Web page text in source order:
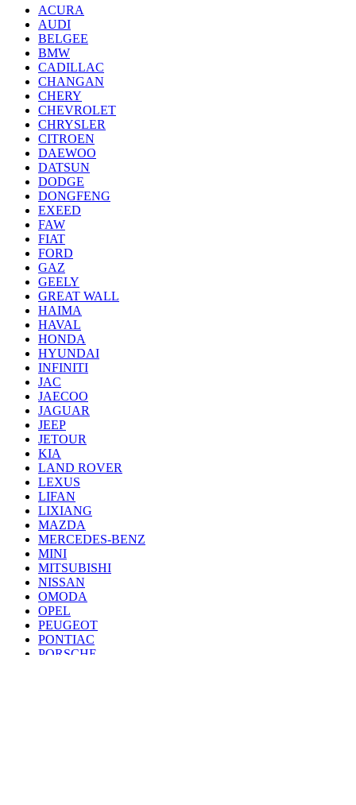
ACURA
AUDI
BELGEE
BMW
CADILLAC
CHANGAN
CHERY
CHEVROLET
CHRYSLER
CITROEN
DAEWOO
DATSUN
DODGE
DONGFENG
EXEED
FAW
FIAT
FORD
GAZ
GEELY
GREAT WALL
HAIMA
HAVAL
HONDA
HYUNDAI
INFINITI
JAC
JAECOO
JAGUAR
JEEP
JETOUR
KIA
LAND ROVER
LEXUS
LIFAN
LIXIANG
MAZDA
MERCEDES-BENZ
MINI
MITSUBISHI
NISSAN
OMODA
OPEL
PEUGEOT
PONTIAC
PORSCHE